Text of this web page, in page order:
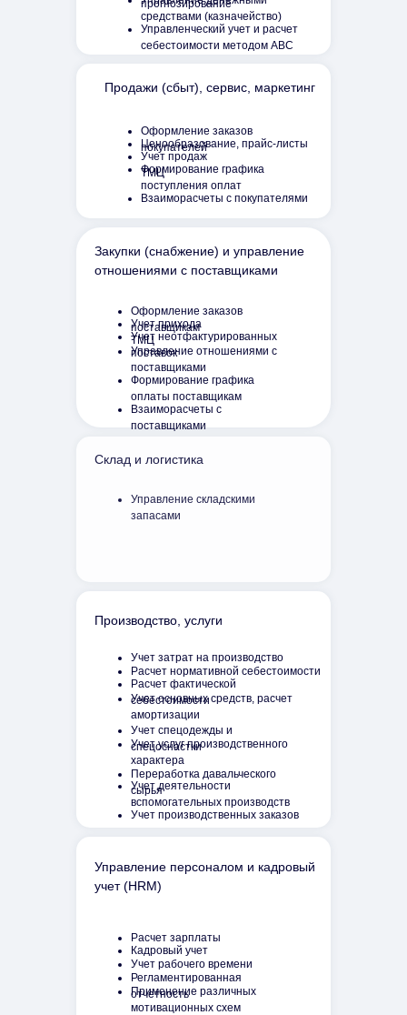
Склад и логистика
Управление складскими
запасами
Управление персоналом и кадровый
учет (HRM)
Применение различных
мотивационных схем
Регламентированная
отчетность
Учет рабочего времени
Кадровый учет
Расчет зарплаты
Производство, услуги
Учет производственных заказов
Учет деятельности
вспомогательных производств
Переработка давальческого
сырья
Учет услуг производственного
характера
Учет спецодежды и
спецоснастки
Учет основных средств, расчет
амортизации
Расчет фактической
себестоимости
Расчет нормативной себестоимости
Учет затрат на производство
Закупки (снабжение) и управление
отношениями с поставщиками
Формирование графика
оплаты поставщикам
Взаиморасчеты с
поставщиками
Управление отношениями с
поставщиками
Учет неотфактурированных
поставок
Учет прихода
ТМЦ
Оформление заказов
поставщикам
Продажи (сбыт), сервис, маркетинг
Управленческий учет и расчет
себестоимости методом ABC
средствами (казначейство)
прогнозирование
Формирование графика
поступления оплат
Взаиморасчеты с покупателями
Учет продаж
ТМЦ
Ценообразование, прайс-листы
Оформление заказов
покупателей